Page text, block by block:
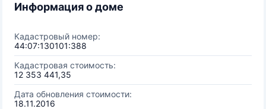
Информация о доме
Кадастровый номер:
44:07:130101:388
Кадастровая стоимость:
12 353 441,35
Дата обновления стоимости:
18.11.2016